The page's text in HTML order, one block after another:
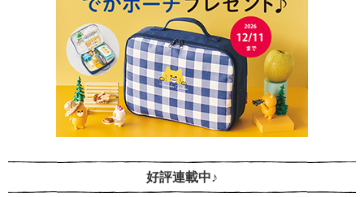
好評連載中♪